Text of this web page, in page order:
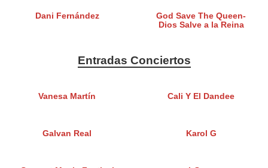
Dani Fernández
God Save The Queen-
Dios Salve a la Reina
Entradas Conciertos
Vanesa Martín Cali Y El Dandee
Galvan Real Karol G